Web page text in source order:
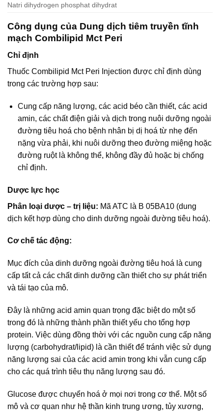
Natri dihydrogen phosphat dihydrat
Công dụng của Dung dịch tiêm truyền tĩnh
mạch Combilipid Mct Peri
Chỉ định
Thuốc Combilipid Mct Peri Injection được chỉ định dùng
trong các trường hợp sau:
Cung cấp năng lượng, các acid béo cần thiết, các acid
amin, các chất điện giải và dịch trong nuôi dưỡng ngoài
đường tiêu hoá cho bệnh nhân bị dị hoá từ nhẹ đến
nặng vừa phải, khi nuôi dưỡng theo đường miệng hoặc
đường ruột là không thể, không đầy đủ hoặc bị chống
chỉ định.
Dược lực học
Phân loại dược – trị liệu: Mã ATC là B 05BA10 (dung
dịch kết hợp dùng cho dinh dưỡng ngoài đường tiêu hoá).
Cơ chế tác động:
Mục đích của dinh dưỡng ngoài đường tiêu hoá là cung
cấp tất cả các chất dinh dưỡng cần thiết cho sự phát triển
và tái tạo của mô.
Đây là những acid amin quan trọng đặc biệt do một số
trong đó là những thành phần thiết yếu cho tổng hợp
protein. Việc dùng đồng thời với các nguồn cung cấp năng
lượng (carbohydrat/lipid) là cần thiết để tránh việc sử dụng
năng lượng sai của các acid amin trong khi vẫn cung cấp
cho các quá trình tiêu thụ năng lượng sau đó.
Glucose được chuyển hoá ở mọi nơi trong cơ thể. Một số
mô và cơ quan như hệ thần kinh trung ương, tủy xương,